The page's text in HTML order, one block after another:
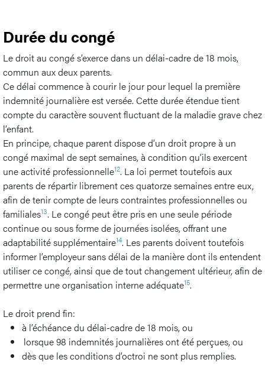
Durée du congé
Le droit au congé s’exerce dans un délai-cadre de 18 mois,
commun aux deux parents.
Ce délai commence à courir le jour pour lequel la première
indemnité journalière est versée. Cette durée étendue tient
compte du caractère souvent fluctuant de la maladie grave chez
l’enfant.
En principe, chaque parent dispose d’un droit propre à un
congé maximal de sept semaines, à condition qu’ils exercent
une activité professionnelle12. La loi permet toutefois aux
parents de répartir librement ces quatorze semaines entre eux,
afin de tenir compte de leurs contraintes professionnelles ou
familiales13. Le congé peut être pris en une seule période
continue ou sous forme de journées isolées, offrant une
adaptabilité supplémentaire14. Les parents doivent toutefois
informer l’employeur sans délai de la manière dont ils entendent
utiliser ce congé, ainsi que de tout changement ultérieur, afin de
permettre une organisation interne adéquate15.
Le droit prend fin:
à l’échéance du délai-cadre de 18 mois, ou
lorsque 98 indemnités journalières ont été perçues, ou
dès que les conditions d’octroi ne sont plus remplies.